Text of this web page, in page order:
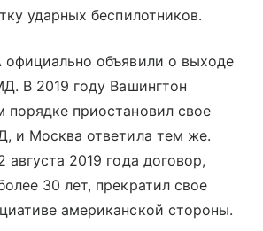
ударных беспилотников.
объявили о выходе
В 2019 году Вашингтон
порядке приостановил свое
и Москва ответила тем же.
2019 года договор,
30 лет, прекратил свое
американской стороны.